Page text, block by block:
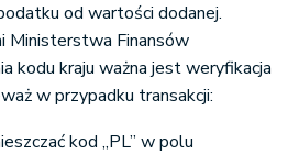
od wartości dodanej.
Ministerstwa Finansów
kodu kraju ważna jest weryfikacja
w przypadku transakcji:
kod „PL” w polu